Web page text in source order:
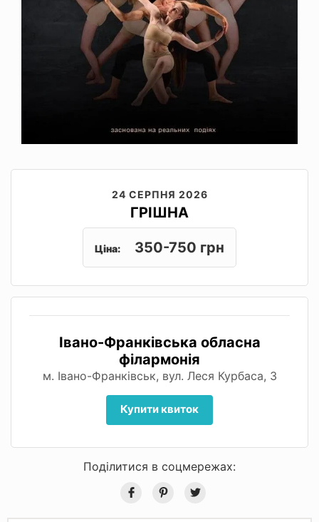
24 СЕРПНЯ 2026
ГРІШНА
Ціна: 350-750 грн
Івано-Франківська обласна
філармонія
м. Івано-Франківськ, вул. Леся Курбаса, 3
Купити квиток
Поділитися в соцмережах: